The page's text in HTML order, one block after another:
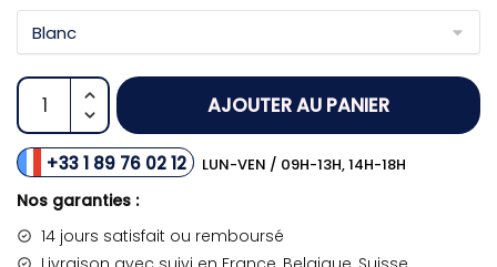
AJOUTER AU PANIER
+33 1 89 76 02 12 LUN-VEN / 09H-13H, 14H-18H
Nos garanties :
14 jours satisfait ou remboursé